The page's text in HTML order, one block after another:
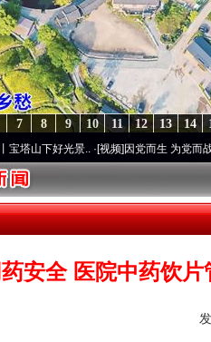
14
13
12
11
10
9
8
7
光景..·[视频]因党而生 为党而战——百年“
安全 医院中药饮